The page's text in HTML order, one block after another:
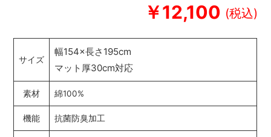
￥12,100
サイズ
幅154×長さ195cm
マット厚30cm対応
素材 綿100%
機能 抗菌防臭加工